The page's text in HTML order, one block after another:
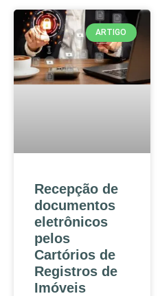
ARTIGO
Recepção de
documentos
eletrônicos
pelos
Cartórios de
Registros de
Imóveis